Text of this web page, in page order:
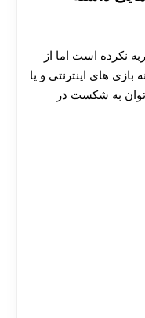
نکرده است اما از
های اینترنتی و یا
به شکست در